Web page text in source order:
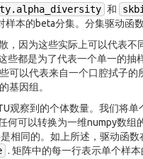
和
本的beta分集。分集驱动函
，因为这些实际上可以代表
些都是为了代表一个单一的
可以代表来自一个口腔拭子
基因组。
观察到的个体数量。我们将单
何可以转换为一维numpy数
相同的。如上所述，驱动函
. 矩阵中的每一行表示单个样